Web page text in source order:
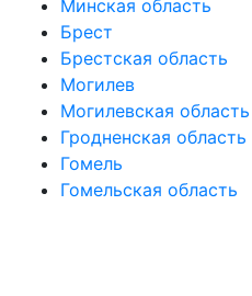
Минская область
Брест
Брестская область
Могилев
Могилевская область
Гродненская область
Гомель
Гомельская область